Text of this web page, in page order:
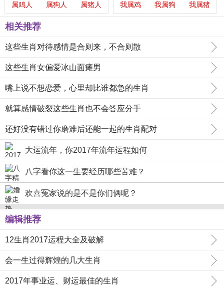
属鸡人 属狗人 属猪人 我属鸡 我属狗 我属猪
相关推荐
这些生肖对待感情是合则来，不合则散
这些生肖女偏爱冰山面瘫男
嘴上说不想恋爱，心里却比谁都急的生肖
就算感情破裂这些生肖也不会答应分手
还好没有错过你磨难后还能一起的生肖配对
大运流年，你2017年流年运程如何
八字看你这一生要经历哪些苦难？
欢喜冤家说的是不是你们俩呢？
编辑推荐
12生肖2017运程大全及破解
会一生过得辉煌的几大生肖
2017年事业运、财运最佳的生肖